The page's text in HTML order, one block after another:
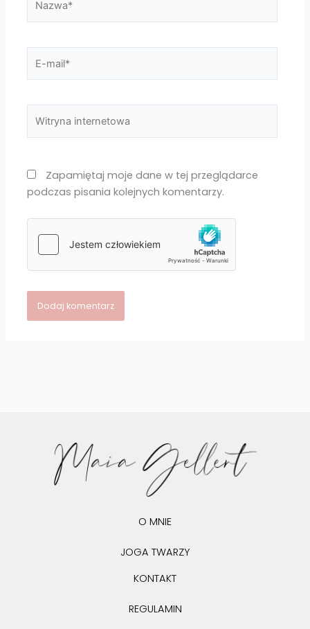
mail*
internetowa
Zapamiętaj moje dane w tej przeglądarce
podczas pisania kolejnych komentarzy.
O MNIE
JOGA TWARZY
KONTAKT
REGULAMIN